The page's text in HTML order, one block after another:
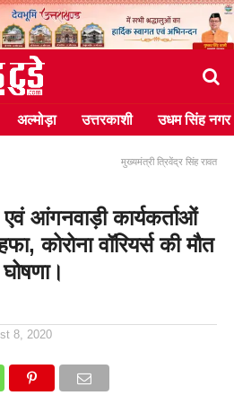
अल्मोड़ा उत्तरकाशी उधम सिंह नगर
मुख्यमंत्री त्रिवेंद्र सिंह रावत
आंगनवाड़ी कार्यकर्ताओं
कोरोना वॉरियर्स की मौत
8, 2020